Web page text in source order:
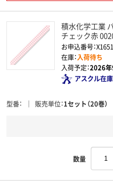
積水化学工業
チェック赤
お申込番号：
在庫：入荷待ち
入荷予定：2026
アスクル在
型番 販売単位 1セット（20巻）
数量